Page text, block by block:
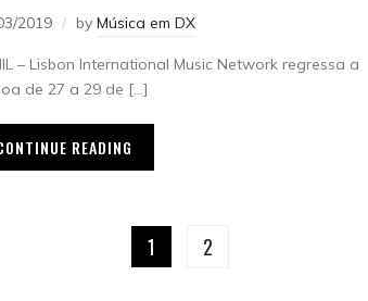
2019 by Música em DX
– Lisbon International Music Network regressa a
de 27 a 29 de […]
READING
1 2